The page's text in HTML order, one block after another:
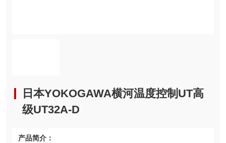
日本YOKOGAWA横河温度控制UT高
级UT32A-D
产品简介：